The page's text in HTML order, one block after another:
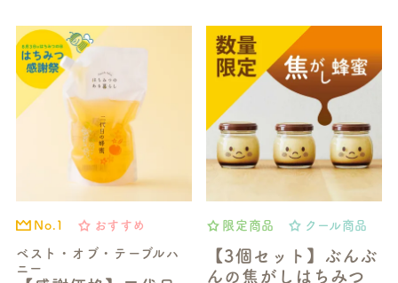
ベスト・オブ・テーブルハ
ニー
No.1 おすすめ
【3個セット】ぶんぶ
んの焦がしはちみつ
限定商品 クール商品